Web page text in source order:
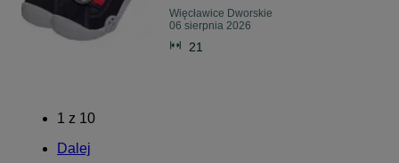
Więcławice Dworskie
06 sierpnia 2026
21
1 z 10
Dalej